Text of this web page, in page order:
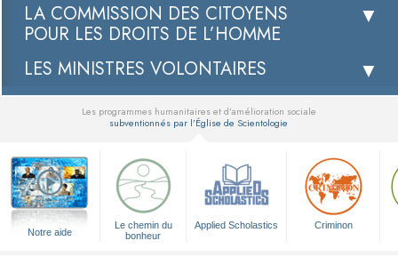
LA COMMISSION DES CITOYENS
POUR LES DROITS DE L’HOMME
LES MINISTRES VOLONTAIRES
Les programmes humanitaires et d’amélioration sociale
subventionnés par l’Église de Scientologie
Notre aide
Le chemin du
bonheur
Applied Scholastics Criminon